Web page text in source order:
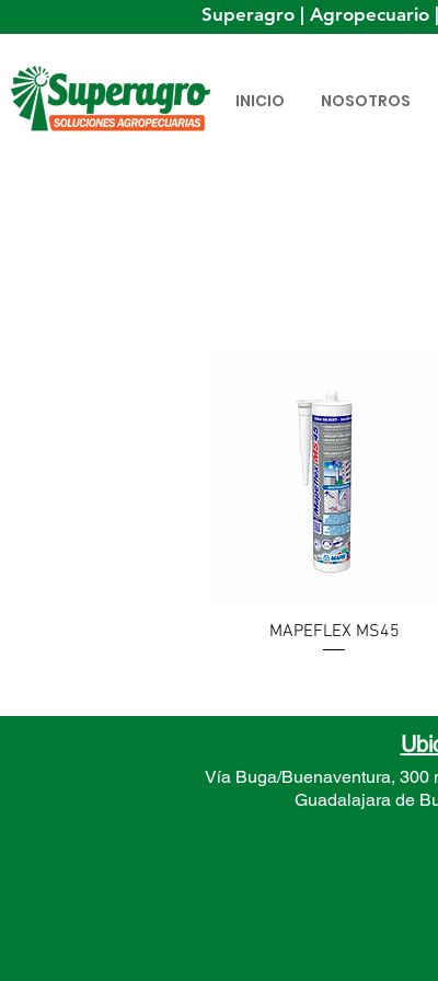
Superagro | Agropecuario
INICIO NOSOTROS
Vista rápida
MAPEFLEX MS45
Vía Buga/Buenaventura, 300
Guadalajara de